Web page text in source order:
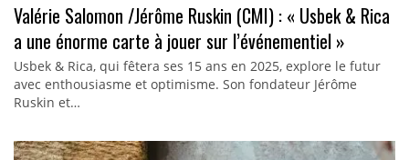
Valérie Salomon /Jérôme Ruskin (CMI) : « Usbek & Rica
a une énorme carte à jouer sur l’événementiel »
Usbek & Rica, qui fêtera ses 15 ans en 2025, explore le futur
avec enthousiasme et optimisme. Son fondateur Jérôme
Ruskin et…